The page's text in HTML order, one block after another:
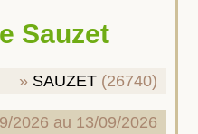
Sauzet
SAUZET (26740)
2026 au 13/09/2026